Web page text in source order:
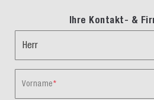
Ihre Kontakt- &
Vorname